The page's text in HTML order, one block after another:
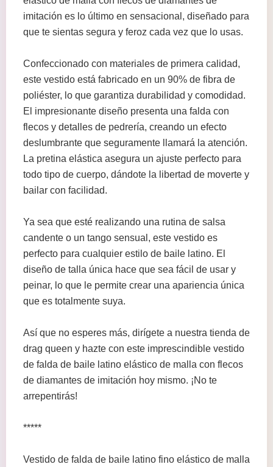
imitación es lo último en sensacional, diseñado para
que te sientas segura y feroz cada vez que lo usas.
Confeccionado con materiales de primera calidad,
este vestido está fabricado en un 90% de fibra de
poliéster, lo que garantiza durabilidad y comodidad.
El impresionante diseño presenta una falda con
flecos y detalles de pedrería, creando un efecto
deslumbrante que seguramente llamará la atención.
La pretina elástica asegura un ajuste perfecto para
todo tipo de cuerpo, dándote la libertad de moverte y
bailar con facilidad.
Ya sea que esté realizando una rutina de salsa
candente o un tango sensual, este vestido es
perfecto para cualquier estilo de baile latino. El
diseño de talla única hace que sea fácil de usar y
peinar, lo que le permite crear una apariencia única
que es totalmente suya.
Así que no esperes más, dirígete a nuestra tienda de
drag queen y hazte con este imprescindible vestido
de falda de baile latino elástico de malla con flecos
de diamantes de imitación hoy mismo. ¡No te
arrepentirás!
*****
Vestido de falda de baile latino fino elástico de malla